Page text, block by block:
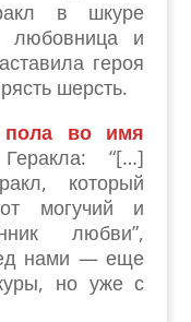
в шкуре
любовница и
героя
шерсть.
во имя
“[…]
который
могучий и
любви”,
нами — еще
но уже с